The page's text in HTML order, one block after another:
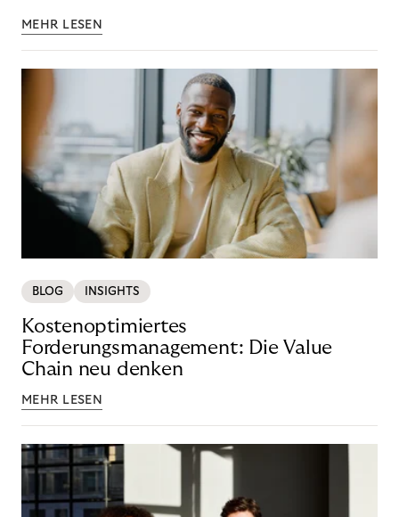
MEHR LESEN
BLOG INSIGHTS
Kostenoptimiertes
Forderungsmanagement: Die Value
Chain neu denken
MEHR LESEN